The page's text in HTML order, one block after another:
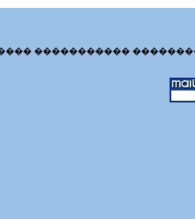
�����������